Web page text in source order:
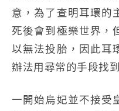
意，為了查明耳環的
死後會到極樂世界，
以無法投胎，因此耳
辦法用尋常的手段找
一開始烏妃並不接受